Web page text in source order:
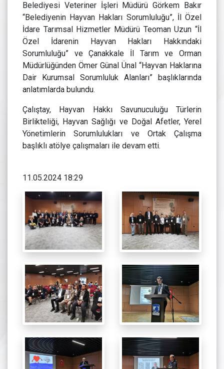
Belediyesi Veteriner İşleri Müdürü Görkem Bakır
“Belediyenin Hayvan Hakları Sorumluluğu”, İl Özel
İdare Tarımsal Hizmetler Müdürü Teoman Uzun “İl
Özel İdarenin Hayvan Hakları Hakkındaki
Sorumluluğu” ve Çanakkale İl Tarım ve Orman
Müdürlüğünden Ömer Günal Ünal “Hayvan Haklarına
Dair Kurumsal Sorumluluk Alanları” başlıklarında
anlatımlarda bulundu.
Çalıştay, Hayvan Hakkı Savunuculuğu Türlerin
Birlikteliği, Hayvan Sağlığı ve Doğal Afetler, Yerel
Yönetimlerin Sorumlulukları ve Ortak Çalışma
başlıklı atölye çalışmaları ile devam etti.
11.05.2024 18:29